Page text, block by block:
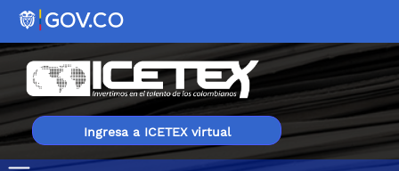
Ingresa a ICETEX virtual